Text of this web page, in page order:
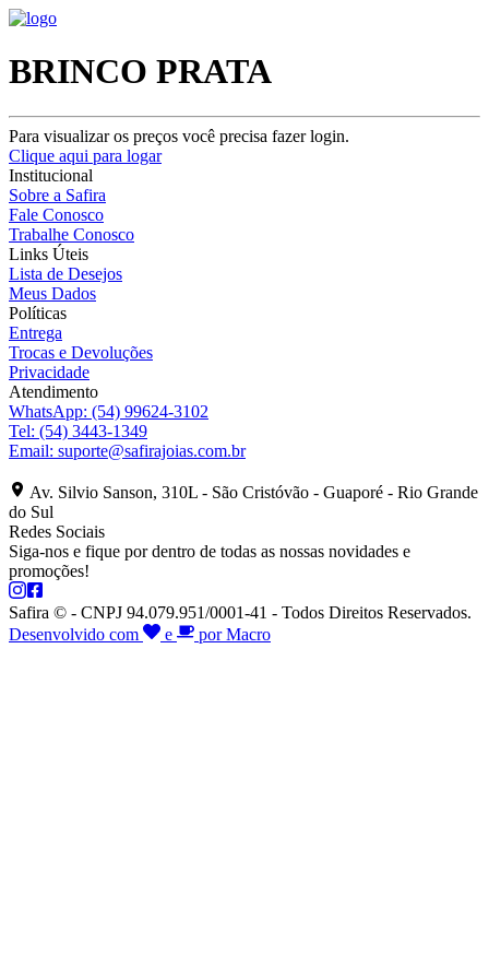
BRINCO PRATA
Para visualizar os preços você precisa fazer login.
Clique aqui para logar
Institucional
Sobre a Safira
Fale Conosco
Trabalhe Conosco
Links Úteis
Lista de Desejos
Meus Dados
Políticas
Entrega
Trocas e Devoluções
Privacidade
Atendimento
WhatsApp: (54) 99624-3102
Tel: (54) 3443-1349
Email: suporte@safirajoias.com.br
Av. Silvio Sanson, 310L - São Cristóvão - Guaporé - Rio Grande
do Sul
Redes Sociais
Siga-nos e fique por dentro de todas as nossas novidades e
promoções!
Safira © - CNPJ 94.079.951/0001-41 - Todos Direitos Reservados.
Desenvolvido com
e por Macro